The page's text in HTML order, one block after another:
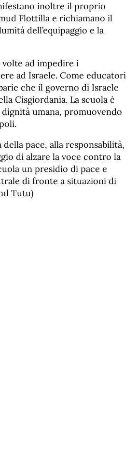
inoltre il proprio
Flottilla e richiamano il
dell’equipaggio e la
ad impedire i
ad Israele. Come educatori
che il governo di Israele
Cisgiordania. La scuola è
umana, promuovendo
pace, alla responsabilità,
di alzare la voce contro la
un presidio di pace e
di fronte a situazioni di
Tutu)